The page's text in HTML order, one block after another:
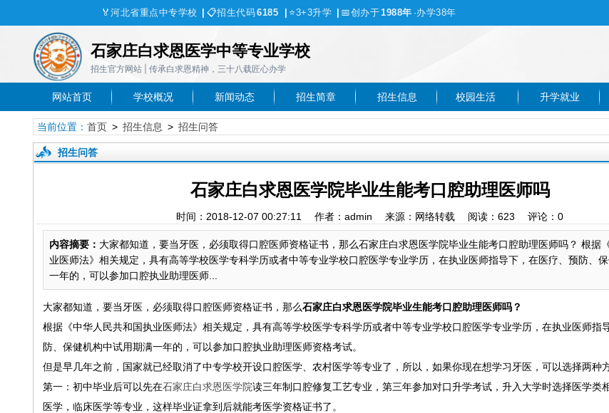
🏅 河北省重点中专学校 📋招生代码6185 ⭐3+3升学 📅创办于1988年 ·办学38年
石家庄白求恩医学中等专业学校
招生官方网站 | 传承白求恩精神，三十八载匠心办学
网站首页 学校概况 新闻动态 招生简章 招生信息 校园生活 升学就业
当前位置： 首页> 招生信息 > 招生问答
招生问答
石家庄白求恩医学院毕业生能考口腔助理医师吗
时间：2018-12-07 00:27:11 作者：admin 来源：网络转载 阅读： 623 评论： 0
内容摘要： 大家都知道，要当牙医，必须取得口腔医师资格证书，那么石家庄白求恩医学院毕业生能考口腔助理医师吗？ 根据
业医师法》相关规定，具有高等学校医学专科学历或者中等专业学校口腔医学专业学历，在执业医师指导下，在医疗、预防、
一年的，可以参加口腔执业助理医师...
大家都知道，要当牙医，必须取得口腔医师资格证书，那么石家庄白求恩医学院毕业生能考口腔助理医师吗？
根据《中华人民共和国执业医师法》相关规定，具有高等学校医学专科学历或者中等专业学校口腔医学专业学历，在执业医师指
防、保健机构中试用期满一年的，可以参加口腔执业助理医师资格考试。
但是早几年之前，国家就已经取消了中专学校开设口腔医学、农村医学等专业了，所以，如果你现在想学习牙医，可以选择两种
第一：初中毕业后可以先在石家庄白求恩医学院读三年制口腔修复工艺专业，第三年参加对口升学考试，升入大学时选择医学类
医学，临床医学等专业，这样毕业证拿到后就能考医学资格证书了。